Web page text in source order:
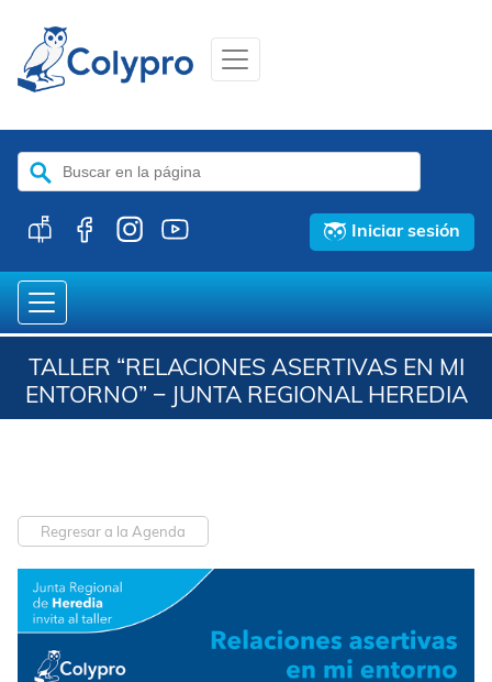
Buscar:
Iniciar sesión
TALLER “RELACIONES ASERTIVAS EN MI
ENTORNO” − JUNTA REGIONAL HEREDIA
Regresar a la Agenda